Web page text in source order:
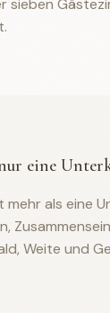
sieben
eine
mehr als eine
Weite und